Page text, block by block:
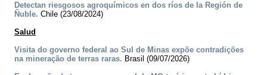
Detectan riesgosos agroquímicos en dos ríos de la Región de
Ñuble. Chile (23/08/2024)
Salud
Visita do governo federal ao Sul de Minas expõe contradições
na mineração de terras raras. Brasil (09/07/2026)